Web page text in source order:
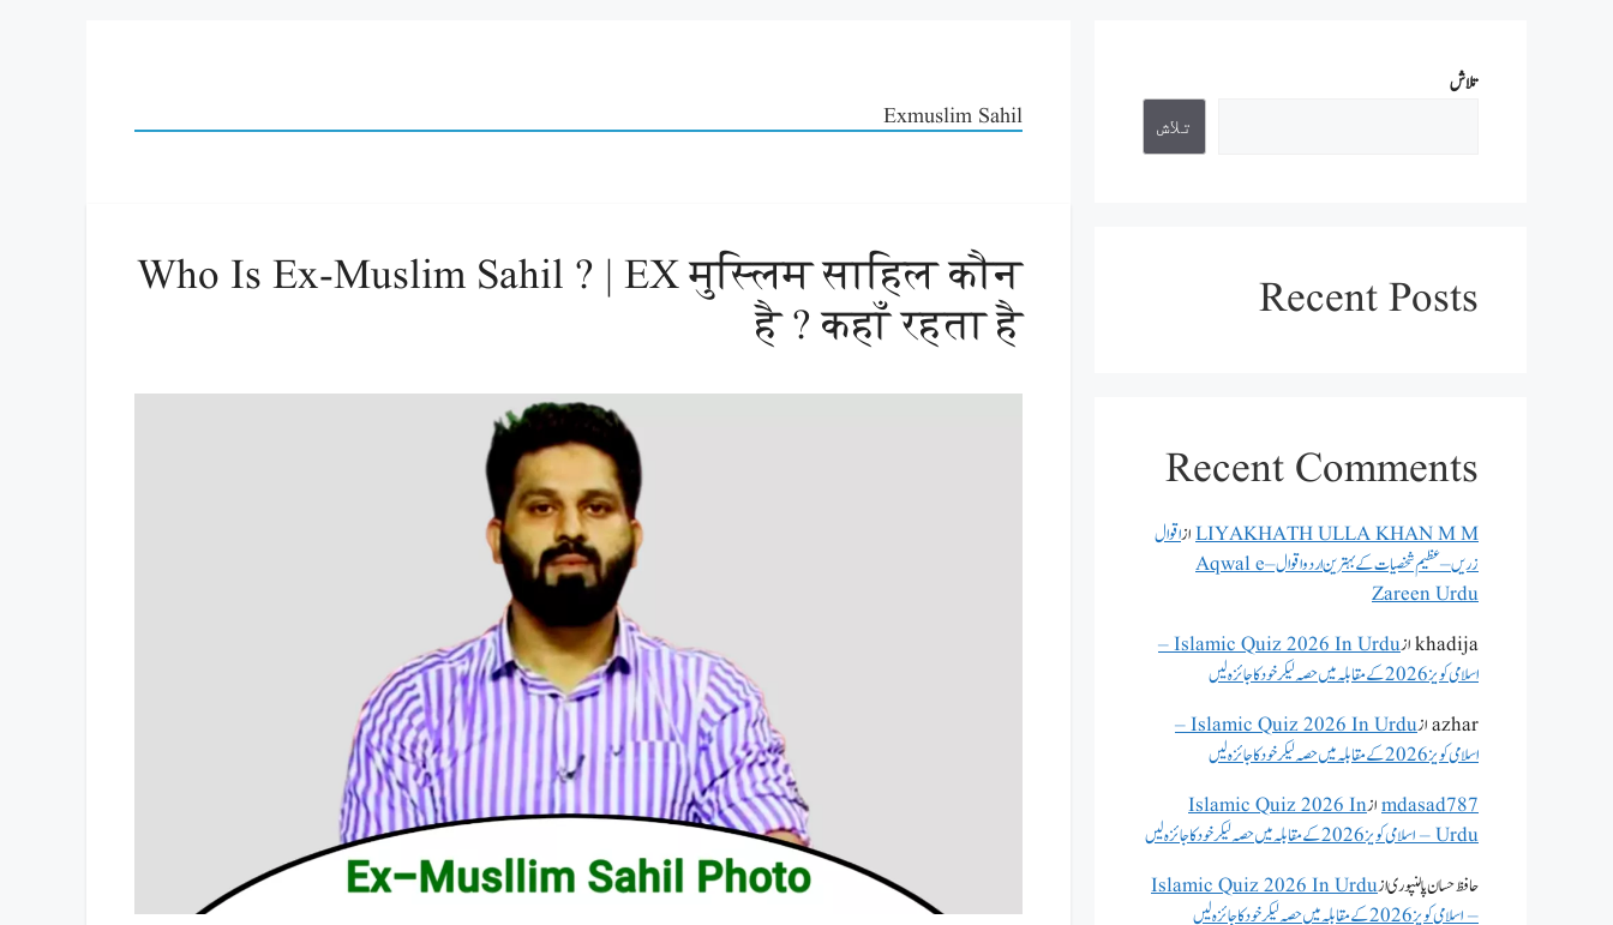
Exmuslim Sahil
Who Is Ex-Muslim Sahil ? | EX मुस्लिम साहिल कौन
है ? कहाँ रहता है
تلاش
تلاش
Recent Posts
Recent Comments
LIYAKHATH ULLA KHAN M Mازاقوال
زریں – عظیم شخصیات کے بہترین اردو اقوال – Aqwal e
Zareen Urdu
khadijaاز
Islamic Quiz 2026 In Urdu –
اسلامی کویز 2026 کے مقابلہ میں حصہ لیکر خود کا جائزہ لیں
azharاز
Islamic Quiz 2026 In Urdu –
اسلامی کویز 2026 کے مقابلہ میں حصہ لیکر خود کا جائزہ لیں
mdasad787ازIslamic Quiz 2026 In
Urdu – اسلامی کویز 2026 کے مقابلہ میں حصہ لیکر خود کا جائزہ لیں
حافظ حسان پالنپوریازIslamic Quiz 2026 In Urdu
– اسلامی کویز 2026 کے مقابلہ میں حصہ لیکر خود کا جائزہ لیں